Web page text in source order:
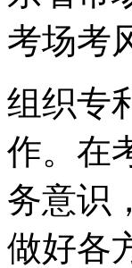
考场考
组织专
作。在
务意识
做好各